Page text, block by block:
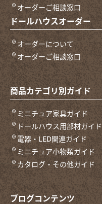
オーダーご相談窓口
ドールハウスオーダー
オーダーについて
オーダーご相談窓口
商品カテゴリ別ガイド
ミニチュア家具ガイド
ドールハウス用部材ガイド
電器・LED関連ガイド
ミニチュア小物類ガイド
カタログ・その他ガイド
ブログコンテンツ